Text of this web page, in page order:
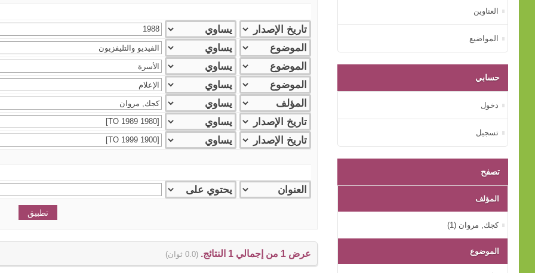
عرض 1 من إجمالي 1 النتائج. (0.0 ثوان)
العناوين
المواضيع
حسابي
دخول
تسجيل
تصفح
المؤلف
كجك, مروان (1)
الموضوع